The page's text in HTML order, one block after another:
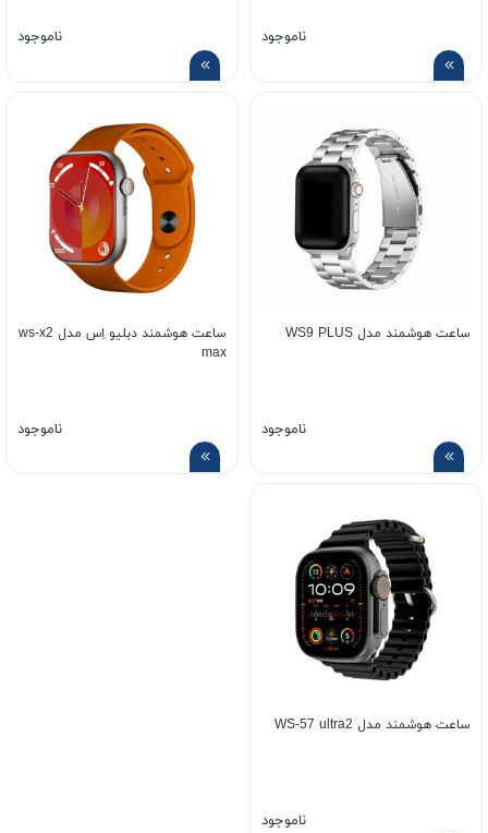
ناموجود ناموجود
ساعت هوشمند مدل WS9 PLUS
ناموجود
ساعت هوشمند دبلیو اِس مدل ws-x2
max
ناموجود
ساعت هوشمند مدل WS-57 ultra2
ناموجود